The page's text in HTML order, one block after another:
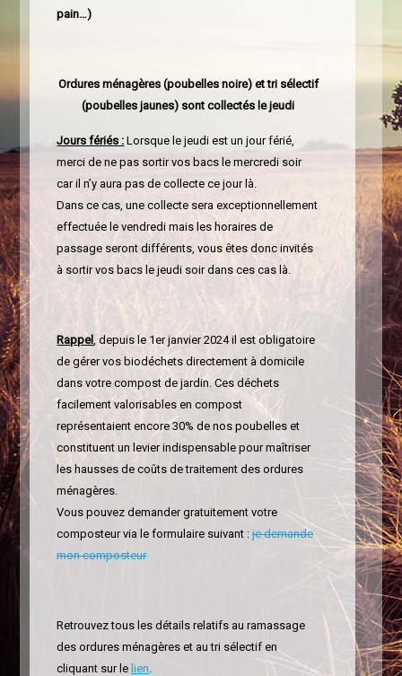
pain…)
Ordures ménagères (poubelles noire) et tri sélectif
(poubelles jaunes) sont collectés le jeudi
Jours fériés : Lorsque le jeudi est un jour férié,
merci de ne pas sortir vos bacs le mercredi soir
car il n’y aura pas de collecte ce jour là.
Dans ce cas, une collecte sera exceptionnellement
effectuée le vendredi mais les horaires de
passage seront différents, vous êtes donc invités
à sortir vos bacs le jeudi soir dans ces cas là.
Rappel , depuis le 1er janvier 2024 il est obligatoire
de gérer vos biodéchets directement à domicile
dans votre compost de jardin. Ces déchets
facilement valorisables en compost
représentaient encore 30% de nos poubelles et
constituent un levier indispensable pour maîtriser
les hausses de coûts de traitement des ordures
ménagères.
Vous pouvez demander gratuitement votre
composteur via le formulaire suivant :je demande
mon composteur
Retrouvez tous les détails relatifs au ramassage
des ordures ménagères et au tri sélectif en
cliquant sur lelien